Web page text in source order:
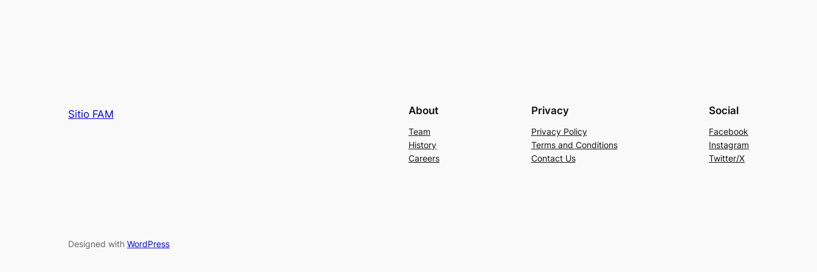
Sitio FAM About
Team
History
Careers
Privacy
Privacy Policy
Terms and Conditions
Contact Us
Social
Facebook
Instagram
Twitter/X
Designed with WordPress